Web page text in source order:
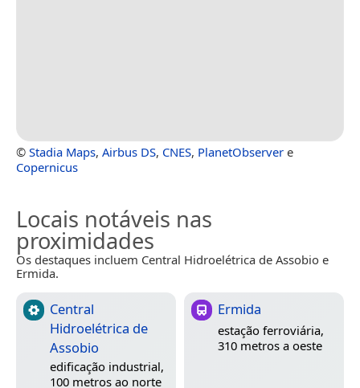
© Stadia Maps, Airbus DS, CNES, PlanetObserver e
Copernicus
Locais notáveis nas
proximidades
Os destaques incluem Central Hidroelétrica de Assobio e
Ermida.
Central
Hidroelétrica de
Assobio
edificação industrial,
100 metros ao norte
Ermida
estação ferroviária,
310 metros a oeste